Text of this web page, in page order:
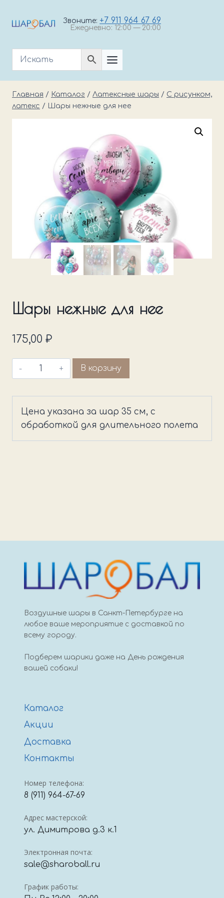
Звоните: +7 911 964 67 69
Ежедневно: 12:00 — 20:00
Главная / Каталог / Латексные шары / С рисунком,
латекс / Шары нежные для нее
Шары нежные для нее
175,00 ₽
Количество
товара
для
нее
В корзину
Цена указана за шар 35 см, с
обработкой для длительного полета
Воздушные шары в Санкт-Петербурге на
любое ваше мероприятие с доставкой по
всему городу.
Подберем шарики даже на День рождения
вашей собаки!
Каталог
Акции
Доставка
Контакты
Номер телефона:
8 (911) 964-67-69
Адрес мастерской:
ул. Димитрова д.3 к.1
Электронная почта:
sale@sharoball.ru
График работы: